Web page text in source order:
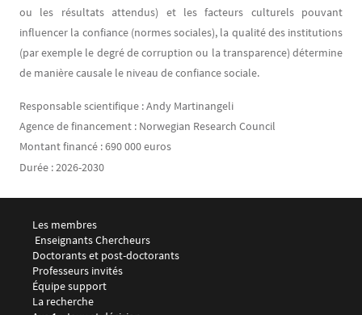
ou les résultats attendus) et les facteurs culturels pouvant
influencer la confiance (normes sociales), la qualité des institutions
(par exemple le degré de corruption ou la transparence) détermine
de manière causale le niveau de confiance sociale.
Responsable scientifique : Andy Martinangeli
Agence de financement : Norwegian Research Council
Montant financé : 690 000 euros
Durée : 2026-2030
Menu footer LEMMA 1
Les membres
Enseignants Chercheurs
Doctorants et post-doctorants
Professeurs invités
Équipe support
Menu footer LEMMA 2
La recherche